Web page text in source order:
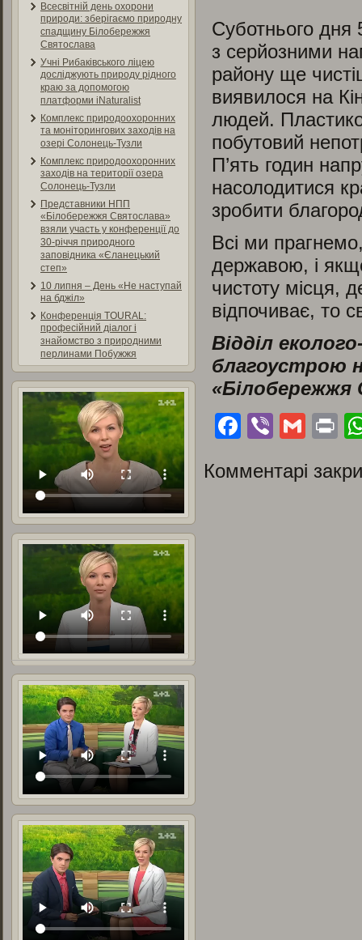
Всесвітній день охорони
природи: зберігаємо природну
спадщину Білобережжя
Святослава
Учні Рибаківського ліцею
досліджують природу рідного
краю за допомогою
платформи iNaturalist
Комплекс природоохоронних
та моніторингових заходів на
озері Солонець-Тузли
Комплекс природоохоронних
заходів на території озера
Солонець-Тузли
Представники НПП
«Білобережжя Святослава»
взяли участь у конференції до
30-річчя природного
заповідника «Єланецький
степ»
10 липня – День «Не наступай
на бджіл»
Конференція TOURAL:
професійний діалог і
знайомство з природними
перлинами Побужжя
Суботнього дня
з серйозними
району ще
виявилося на
людей.
побутовий
П’ять годин
насолодитися
зробити
Всі ми
державою, і
чистоту
відпочиває, то
Відділ
благоустрою
«Білобережжя
Facebook
Viber
Комментарі